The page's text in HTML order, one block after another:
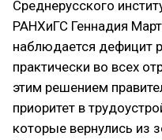
Среднерусского
РАНХиГС Геннадия
наблюдается дефицит
практически во всех
этим решением
приоритет в
которые вернулись из